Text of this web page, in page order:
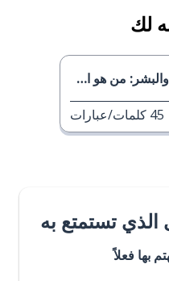
لك
من هو الأذكى؟
45 كلمات/عبارات
تستمتع به
بها فعلاً